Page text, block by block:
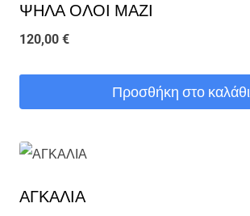
ΨΗΛΑ ΟΛΟΙ ΜΑΖΙ
120,00 €
Προσθήκη στο καλάθι
ΑΓΚΑΛΙΑ